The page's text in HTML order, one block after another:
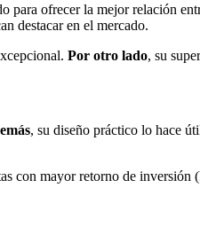
para ofrecer la mejor relación
destacar en el mercado.
Por otro lado, su
, su diseño práctico lo hace
con mayor retorno de